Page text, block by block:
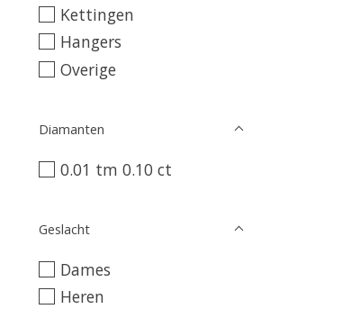
Kettingen
Hangers
Overige
Diamanten
0.01 tm 0.10 ct
Geslacht
Dames
Heren